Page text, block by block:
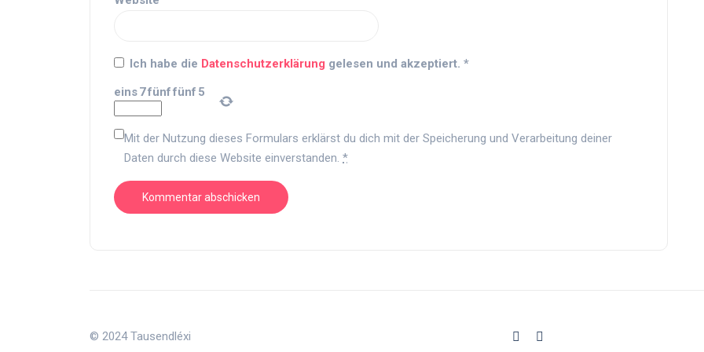
Ich habe die Datenschutzerklärung gelesen und akzeptiert. *
eins7fünffünf 5
Mit der Nutzung dieses Formulars erklärst du dich mit der Speicherung und Verarbeitung deiner
Daten durch diese Website einverstanden. *
© 2024 Tausendléxi